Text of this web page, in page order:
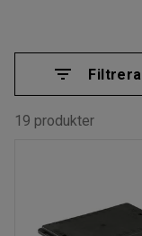
Filtrera
19 produkter